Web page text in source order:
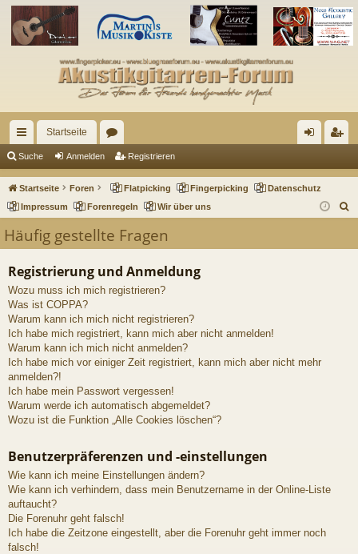
ch
ne
llz
riff
Startseite
en m
n
ist
rie
n
Suche Anmelden Registrieren
Startseite Foren Flatpicking Fingerpicking
Datenschutz
Impressum
Forenregeln Wir über uns
Häufig gestellte Fragen
Registrierung und Anmeldung
Wozu muss ich mich registrieren?
Was ist COPPA?
Warum kann ich mich nicht registrieren?
Ich habe mich registriert, kann mich aber nicht anmelden!
Warum kann ich mich nicht anmelden?
Ich habe mich vor einiger Zeit registriert, kann mich aber nicht mehr
anmelden?!
Ich habe mein Passwort vergessen!
Warum werde ich automatisch abgemeldet?
Wozu ist die Funktion „Alle Cookies löschen“?
Benutzerpräferenzen und -einstellungen
Wie kann ich meine Einstellungen ändern?
Wie kann ich verhindern, dass mein Benutzername in der Online-Liste
auftaucht?
Die Forenuhr geht falsch!
Ich habe die Zeitzone eingestellt, aber die Forenuhr geht immer noch
falsch!